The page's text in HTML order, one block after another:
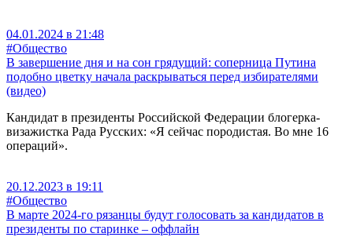
04.01.2024 в 21:48
#Общество
В завершение дня и на сон грядущий: соперница Путина
подобно цветку начала раскрываться перед избирателями
(видео)
Кандидат в президенты Российской Федерации блогерка-
визажистка Рада Русских: «Я сейчас породистая. Во мне 16
операций».
20.12.2023 в 19:11
#Общество
В марте 2024-го рязанцы будут голосовать за кандидатов в
президенты по старинке – оффлайн